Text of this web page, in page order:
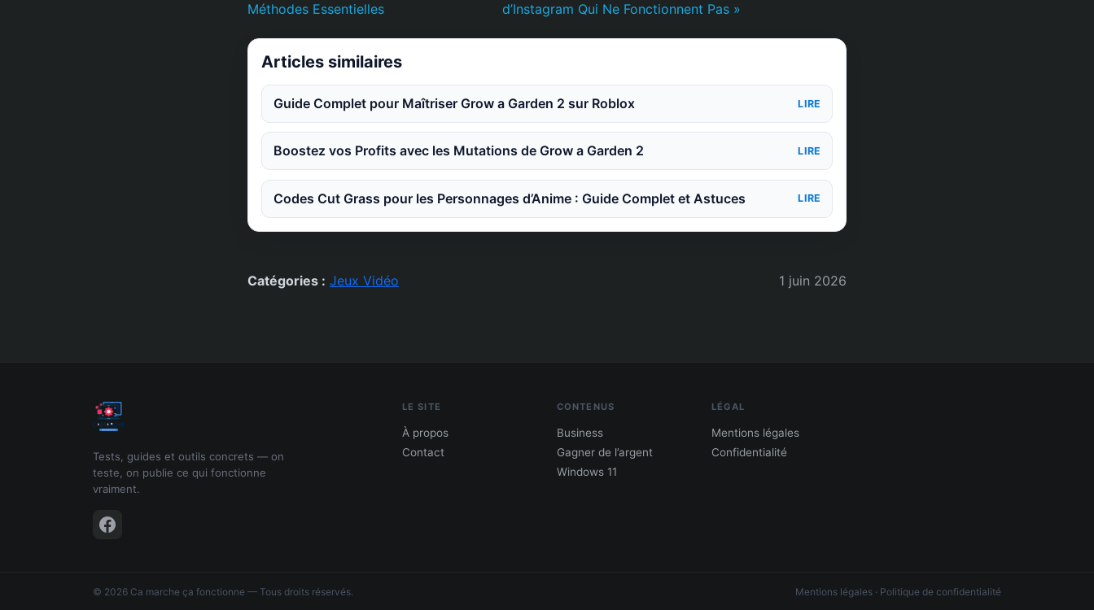
Méthodes Essentielles
d’Instagram Qui Ne Fonctionnent Pas »
Articles similaires
Guide Complet pour Maîtriser Grow a Garden 2 sur Roblox LIRE
Boostez vos Profits avec les Mutations de Grow a Garden 2 LIRE
Codes Cut Grass pour les Personnages d’Anime : Guide Complet et Astuces LIRE
Catégories : Jeux Vidéo 1 juin 2026
Tests, guides et outils concrets — on
teste, on publie ce qui fonctionne
vraiment.
LE SITE
À propos
Contact
CONTENUS
Business
Gagner de l’argent
Windows 11
LÉGAL
Mentions légales
Confidentialité
© 2026 Ca marche ça fonctionne — Tous droits réservés. Mentions légales · Politique de confidentialité